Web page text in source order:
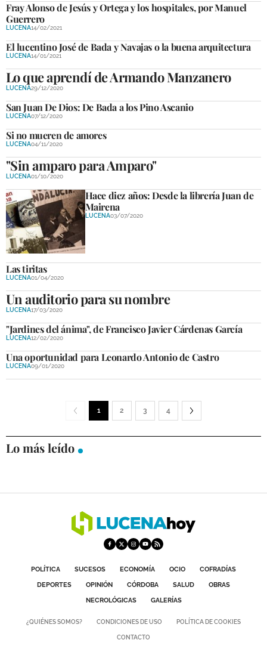
Fray Alonso de Jesús y Ortega y los hospitales, por Manuel
Guerrero
LUCENA14/02/2021
El lucentino José de Bada y Navajas o la buena arquitectura
LUCENA14/01/2021
Lo que aprendí de Armando Manzanero
LUCENA29/12/2020
San Juan De Dios: De Bada a los Pino Ascanio
LUCENA07/12/2020
Si no mueren de amores
LUCENA04/11/2020
"Sin amparo para Amparo"
LUCENA01/10/2020
Hace diez años: Desde la librería Juan de
Mairena
LUCENA03/07/2020
Las tiritas
LUCENA01/04/2020
Un auditorio para su nombre
LUCENA17/03/2020
"Jardines del ánima", de Francisco Javier Cárdenas García
LUCENA12/02/2020
Una oportunidad para Leonardo Antonio de Castro
LUCENA09/01/2020
1 2 3 4
Lo más leído
POLÍTICA SUCESOS ECONOMÍA OCIO
COFRADÍAS
DEPORTES
OPINIÓN CÓRDOBA SALUD
OBRAS
NECROLÓGICAS
GALERÍAS
¿QUIÉNES SOMOS? CONDICIONES DE USO POLÍTICA DE COOKIES
CONTACTO